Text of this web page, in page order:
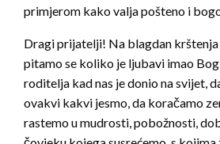
primjerom kako valja pošteno i
Dragi prijatelji! Na blagdan
pitamo se koliko je ljubavi imao Bog
roditelja kad nas je donio na svijet,
ovakvi kakvi jesmo, da koračamo
rastemo u mudrosti, pobožnosti,